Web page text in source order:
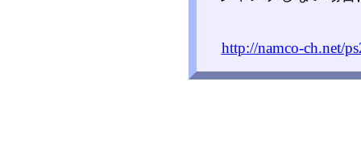
http://namco-ch.net/